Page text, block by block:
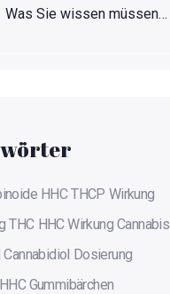
Was Sie wissen müssen
HHC THCP Wirkung
THC HHC Wirkung Cannabis
Cannabidiol Dosierung
HHC Gummibärchen